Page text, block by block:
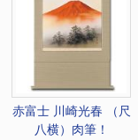
赤富士 川崎光春 （尺
八横）肉筆！